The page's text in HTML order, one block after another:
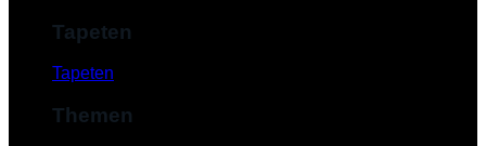
Tapeten
Tapeten
Themen